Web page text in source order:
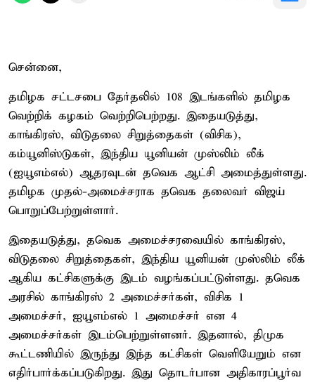
சென்னை,
தமிழக சட்டசபை தேர்தலில் 108 இடங்களில் தமிழக
வெற்றிக் கழகம் வெற்றிபெற்றது. இதையடுத்து,
காங்கிரஸ், விடுதலை சிறுத்தைகள் (விசிக),
கம்யூனிஸ்டுகள், இந்திய யூனியன் முஸ்லிம் லீக்
(ஐயூஎம்எல்) ஆதரவுடன் தவெக ஆட்சி அமைத்துள்ளது.
தமிழக முதல்-அமைச்சராக தவெக தலைவர் விஜய்
பொறுப்பேற்றுள்ளார்.
இதையடுத்து, தவெக அமைச்சரவையில் காங்கிரஸ்,
விடுதலை சிறுத்தைகள், இந்திய யூனியன் முஸ்லிம் லீக்
ஆகிய கட்சிகளுக்கு இடம் வழங்கப்பட்டுள்ளது. தவெக
அரசில் காங்கிரஸ் 2 அமைச்சர்கள், விசிக 1
அமைச்சர், ஐயூஎம்எல் 1 அமைச்சர் என 4
அமைச்சர்கள் இடம்பெற்றுள்ளனர். இதனால், திமுக
கூட்டணியில் இருந்து இந்த கட்சிகள் வெளியேறும் என
எதிர்பார்க்கப்படுகிறது. இது தொடர்பான அதிகாரப்பூர்வ